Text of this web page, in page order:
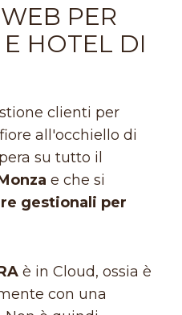
PER
HOTEL DI
clienti per
all'occhiello di
su tutto il
e che si
gestionali per
è in Cloud, ossia è
con una